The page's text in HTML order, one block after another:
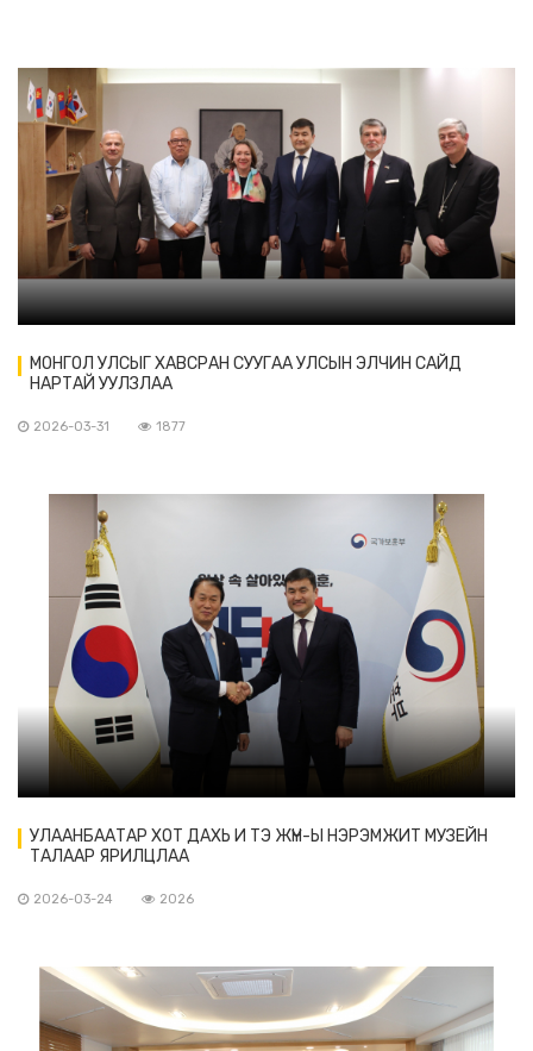
МОНГОЛ УЛСЫГ ХАВСРАН СУУГАА УЛСЫН ЭЛЧИН САЙД
НАРТАЙ УУЛЗЛАА
2026-03-31 1877
УЛААНБААТАР ХОТ ДАХЬ И ТЭ ЖҮН-Ы НЭРЭМЖИТ МУЗЕЙН
ТАЛААР ЯРИЛЦЛАА
2026-03-24 2026